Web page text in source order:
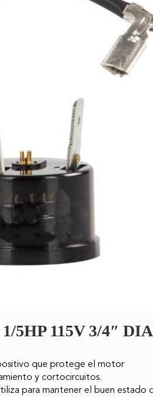
5HP 115V 3/4″
que protege el motor
y cortocircuitos.
para mantener el buen